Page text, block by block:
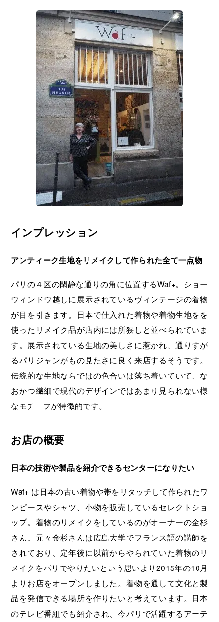
インプレッション
アンティーク生地をリメイクして作られた全て一点物
パリの４区の閑静な通りの角に位置するWaf+。ショー
ウィンドウ越しに展示されているヴィンテージの着物
が目を引きます。日本で仕入れた着物や着物生地をを
使ったリメイク品が店内には所狭しと並べられていま
す。展示されている生地の美しさに惹かれ、通りすが
るパリジャンがもの見たさに良く来店するそうです。
伝統的な生地ならではの色合いは落ち着いていて、な
おかつ繊細で現代のデザインではあまり見られない様
なモチーフが特徴的です。
お店の概要
日本の技術や製品を紹介できるセンターになりたい
Waf+ は日本の古い着物や帯をリタッチして作られたワ
ンピースやシャツ、小物を販売しているセレクトショ
ップ。着物のリメイクをしているのがオーナーの金杉
さん。元々金杉さんは広島大学でフランス語の講師を
されており、定年後に以前からやられていた着物のリ
メイクをパリでやりたいという思いより2015年の10月
よりお店をオープンしました。着物を通して文化と製
品を発信できる場所を作りたいと考えています。日本
のテレビ番組でも紹介され、今パリで活躍するアーテ